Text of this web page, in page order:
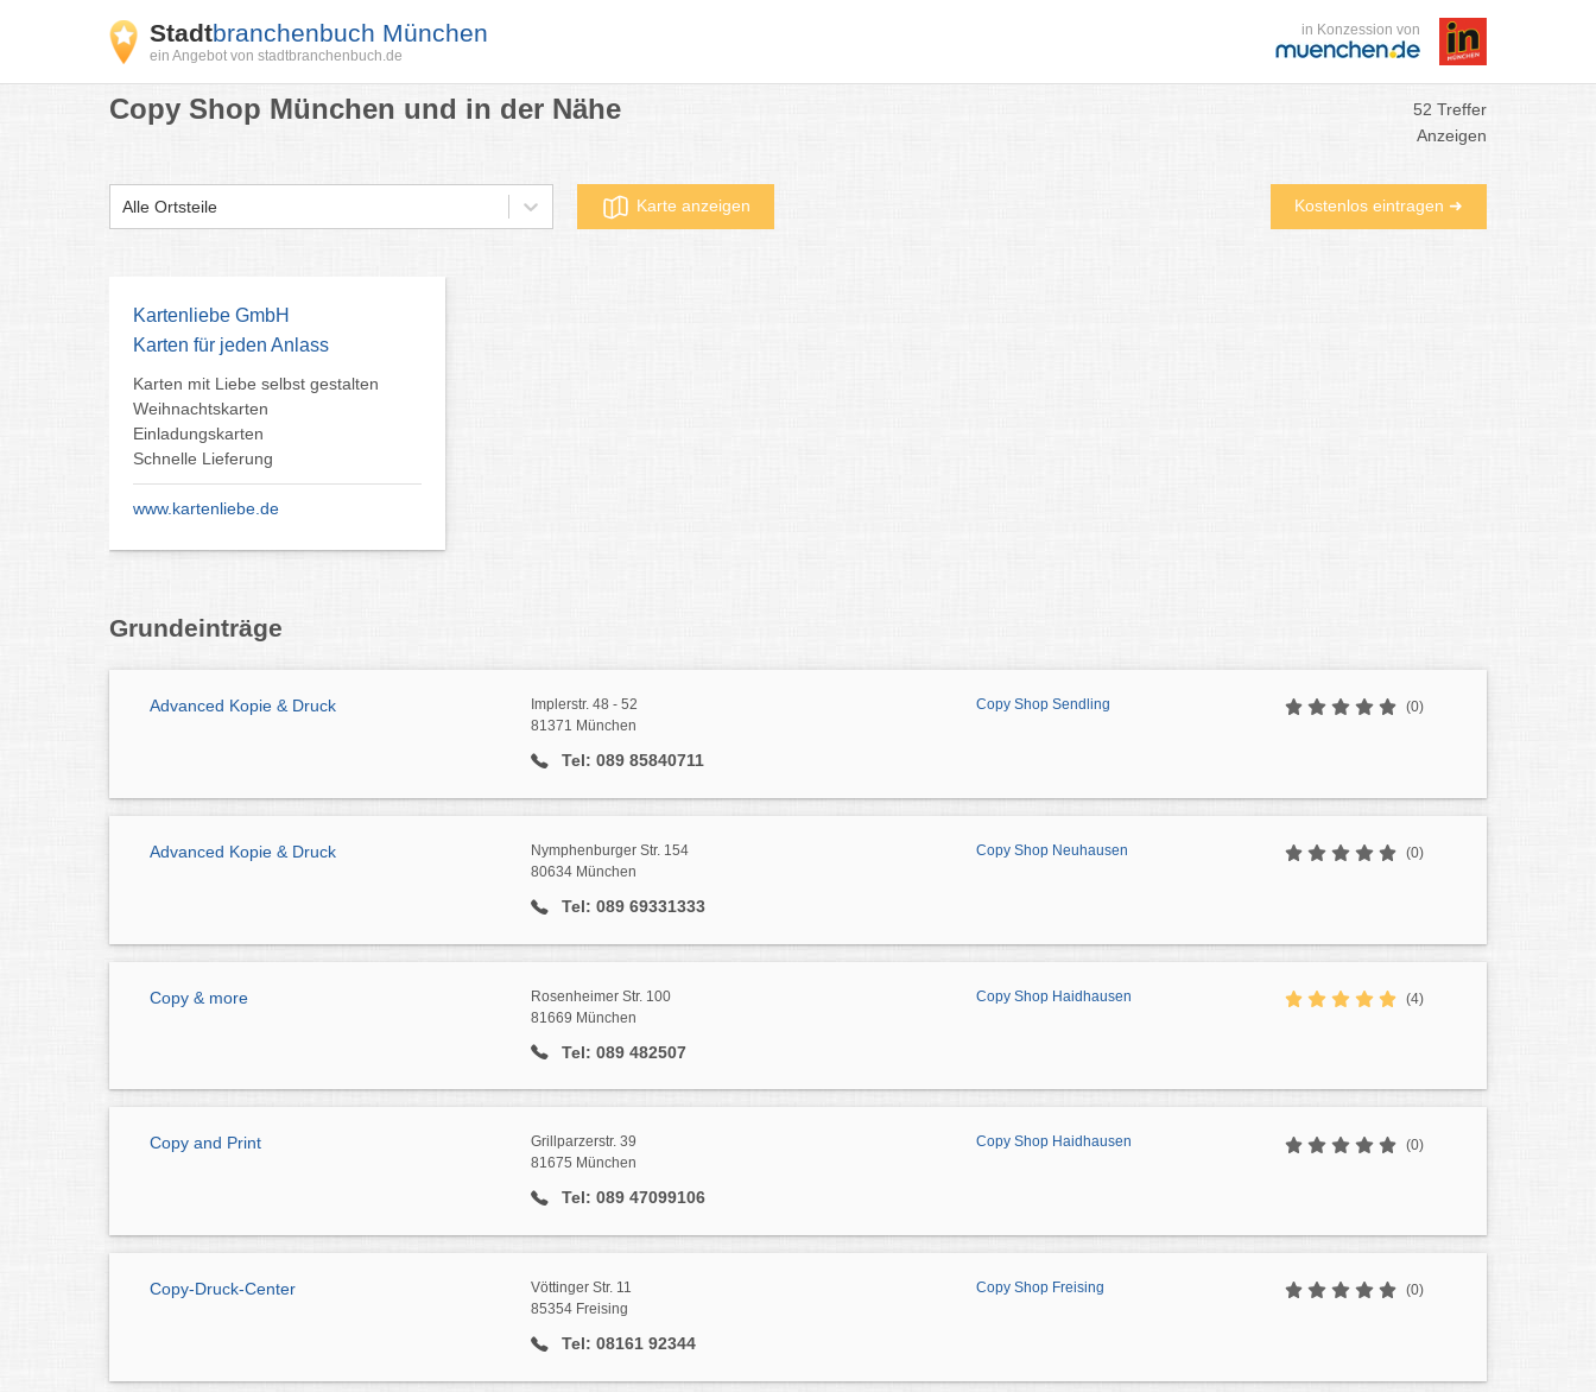
Stadtbranchenbuch München
ein Angebot von stadtbranchenbuch.de
in Konzession von
Copy Shop München und in der Nähe
52 Treffer
Anzeigen
Alle Ortsteile Karte anzeigen Kostenlos eintragen ➜
Kartenliebe GmbH
Karten für jeden Anlass
Karten mit Liebe selbst gestalten
Weihnachtskarten
Einladungskarten
Schnelle Lieferung
www.kartenliebe.de
Grundeinträge
Advanced Kopie & Druck
Implerstr. 48 - 52
81371 München
Tel: 089 85840711
Copy Shop Sendling (0)
Advanced Kopie & Druck
Nymphenburger Str. 154
80634 München
Tel: 089 69331333
Copy Shop Neuhausen (0)
Copy & more
Rosenheimer Str. 100
81669 München
Tel: 089 482507
Copy Shop Haidhausen (4)
Copy and Print
Grillparzerstr. 39
81675 München
Tel: 089 47099106
Copy Shop Haidhausen (0)
Copy-Druck-Center
Vöttinger Str. 11
85354 Freising
Tel: 08161 92344
Copy Shop Freising (0)